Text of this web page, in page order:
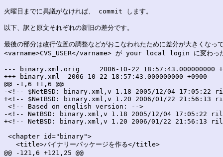
火曜日までに異議がなければ、 commit します。
以下、訳と原文それぞれの新旧の差分です。
最後の部分は改行位置の調整などがおこなわれたために差分が大きくなっ
<varname>CVS_USER</varname> が your local login に変わっ
--- binary.xml.orig	2006-10-22 18:57:43.000000000 +0900
+++ binary.xml	2006-10-22 18:57:43.000000000 +0900
@@ -1,6 +1,6 @@
-<!-- $NetBSD: binary.xml,v 1.18 2005/12/04
+<!-- $NetBSD: binary.xml,v 1.20 2006/01/22
<!-- Based on english version: -->
-<!-- NetBSD: binary.xml,v 1.18 2005/12/04 17:05:22
+<!-- NetBSD: binary.xml,v 1.20 2006/01/22 21:56:13
<chapter id="binary">
   <title>バイナリーパッケージを作る</title>
@@ -121,6 +121,25 @@